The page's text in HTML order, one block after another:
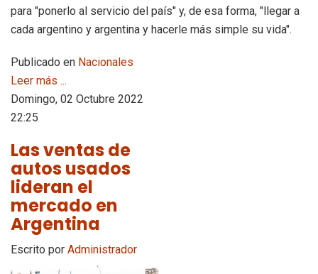
para "ponerlo al servicio del país" y, de esa forma, "llegar a
cada argentino y argentina y hacerle más simple su vida".
Publicado en Nacionales
Leer más ...
Domingo, 02 Octubre 2022
22:25
Las ventas de
autos usados
lideran el
mercado en
Argentina
Escrito por Administrador